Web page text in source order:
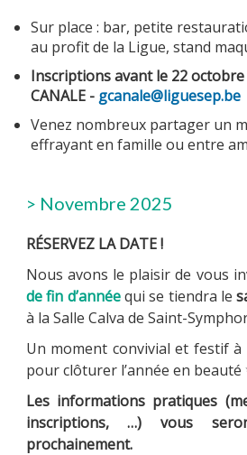
Sur place : bar, petite
au profit de la Ligue, stand
Inscriptions avant le 22
CANALE - gcanale@liguesep.be
Venez nombreux partager un
effrayant en famille ou entre
> Novembre 2025
RÉSERVEZ LA DATE !
Nous avons le plaisir de vous
de fin d’annéequi se tiendra le
à la Salle Calva de Saint-
Un moment convivial et festif
pour clôturer l’année en beauté
Les informations pratiques
inscriptions, …) vous
prochainement.